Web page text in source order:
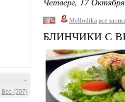
-
Все (507)
Mellodika все
БЛИНЧИКИ С